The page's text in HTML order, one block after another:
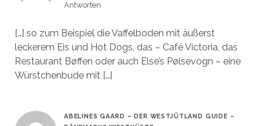
Antworten
[…] so zum Beispiel die Vaffelboden mit äußerst
leckerem Eis und Hot Dogs, das – Café Victoria, das
Restaurant Bøffen oder auch Else’s Pølsevogn – eine
Würstchenbude mit […]
ABELINES GAARD – DER WESTJÜTLAND GUIDE –